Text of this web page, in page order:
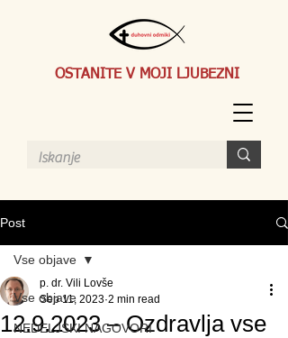
OSTANITE V MOJI LJUBEZNI
Post
Vse objave
NEDELJSKI NAGOVORI
Vse objave
12.9.2023 – Ozdravlja vse
p. dr. Vili Lovše
Sep 11, 2023 2 min read